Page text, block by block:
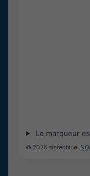
Le marqueur
© 2026 meteoblue,